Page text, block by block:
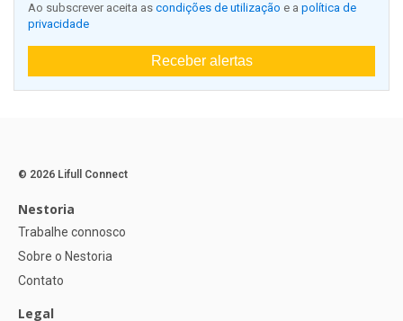
Ao subscrever aceita as condições de utilização e a política de
privacidade
Receber alertas
© 2026 Lifull Connect
Nestoria
Trabalhe connosco
Sobre o Nestoria
Contato
Legal